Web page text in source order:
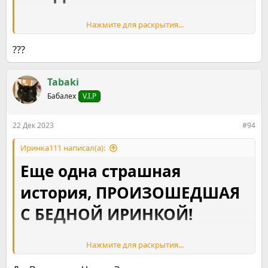
Бирма. Мои приключения… и не только о курении. Часть 2
(сейчас страшно это даже представить)..
темнеет рано, поэтому отошла от двери всего
на шаг, все внимательно осмотрела (все-таки -
змеи там, скорпионы всякие, хоть и город)...
Нажмите для раскрытия...
???
Tabaki
Бабалех V.I.P
22 Дек 2023 #94
Иринка111 написал(а):
Еще одна страшная
история, ПРОИЗОШЕДШАЯ
С БЕДНОЙ ИРИНКОЙ!
Бирма. Мои приключения… и не только о курении. Часть 2
Нажмите для раскрытия...